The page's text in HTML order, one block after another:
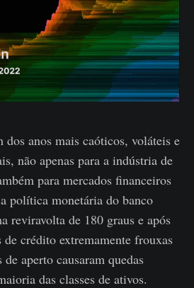
anos mais caóticos, voláteis e
não apenas para a indústria de
para mercados financeiros
política monetária do banco
reviravolta de 180 graus e após
de crédito extremamente frouxas
aperto causaram quedas
das classes de ativos.